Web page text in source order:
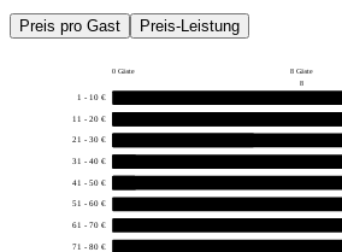
Preis pro Gast Preis-Leistung
0 Gäste 8 Gäste
8
1 - 10 €
11 - 20 €
21 - 30 €
31 - 40 €
41 - 50 €
51 - 60 €
61 - 70 €
71 - 80 €